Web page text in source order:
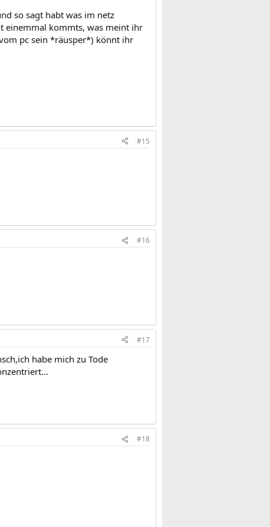
so sagt habt was im netz
einemmal kommts, was meint ihr
pc sein *räusper*) könnt ihr
#15
#16
#17
habe mich zu Tode
#18